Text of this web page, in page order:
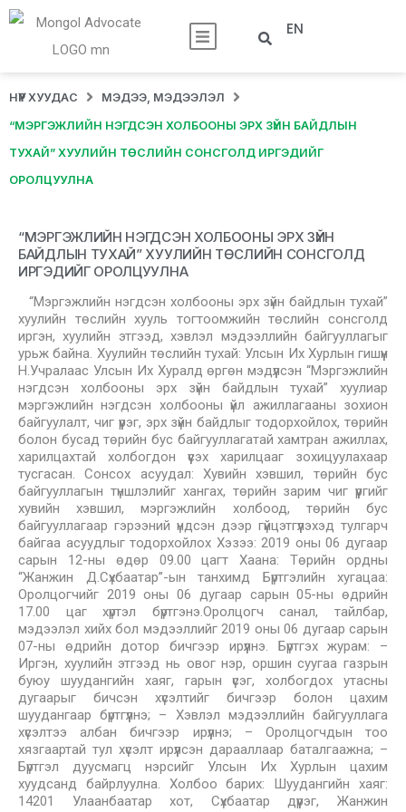
EN
НҮҮР ХУУДАС МЭДЭЭ, МЭДЭЭЛЭЛ
“МЭРГЭЖЛИЙН НЭГДСЭН ХОЛБООНЫ ЭРХ ЗҮЙН БАЙДЛЫН
ТУХАЙ” ХУУЛИЙН ТӨСЛИЙН СОНСГОЛД ИРГЭДИЙГ
ОРОЛЦУУЛНА
“МЭРГЭЖЛИЙН НЭГДСЭН ХОЛБООНЫ ЭРХ ЗҮЙН
БАЙДЛЫН ТУХАЙ” ХУУЛИЙН ТӨСЛИЙН СОНСГОЛД
ИРГЭДИЙГ ОРОЛЦУУЛНА
“Мэргэжлийн нэгдсэн холбооны эрх зүйн байдлын тухай”
хуулийн төслийн хууль тогтоомжийн төслийн сонсголд
иргэн, хуулийн этгээд, хэвлэл мэдээллийн байгууллагыг
урьж байна. Хуулийн төслийн тухай: Улсын Их Хурлын гишүүн
Н.Учралаас Улсын Их Хуралд өргөн мэдүүлсэн “Мэргэжлийн
нэгдсэн холбооны эрх зүйн байдлын тухай” хуулиар
мэргэжлийн нэгдсэн холбооны үйл ажиллагааны зохион
байгуулалт, чиг үүрэг, эрх зүйн байдлыг тодорхойлох, төрийн
болон бусад төрийн бус байгууллагатай хамтран ажиллах,
харилцахтай холбогдон үүсэх харилцааг зохицуулахаар
тусгасан. Сонсох асуудал: Хувийн хэвшил, төрийн бус
байгууллагын түншлэлийг хангах, төрийн зарим чиг үүргийг
хувийн хэвшил, мэргэжлийн холбоод, төрийн бус
байгууллагаар гэрээний үндсэн дээр гүйцэтгүүлэхэд тулгарч
байгаа асуудлыг тодорхойлох Хэзээ: 2019 оны 06 дугаар
сарын 12-ны өдөр 09.00 цагт Хаана: Төрийн ордны
“Жанжин Д.Сүхбаатар”-ын танхимд Бүртгэлийн хугацаа:
Оролцогчийг 2019 оны 06 дугаар сарын 05-ны өдрийн
17.00 цаг хүртэл бүртгэнэ.Оролцогч санал, тайлбар,
мэдээлэл хийх бол мэдээллийг 2019 оны 06 дугаар сарын
07-ны өдрийн дотор бичгээр ирүүлнэ. Бүртгэх журам: –
Иргэн, хуулийн этгээд нь овог нэр, оршин суугаа газрын
буюу шуудангийн хаяг, гарын үсэг, холбогдох утасны
дугаарыг бичсэн хүсэлтийг бичгээр болон цахим
шуудангаар бүртгүүлнэ; – Хэвлэл мэдээллийн байгууллага
хүсэлтээ албан бичгээр ирүүлнэ; – Оролцогчдын тоо
хязгаартай тул хүсэлт ирүүлсэн дарааллаар баталгаажна; –
Бүртгэл дуусмагц нэрсийг Улсын Их Хурлын цахим
хуудсанд байрлуулна. Холбоо барих: Шуудангийн хаяг:
14201 Улаанбаатар хот, Сүхбаатар дүүрэг, Жанжин